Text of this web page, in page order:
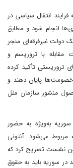
انتقال سیاسی در
انجام شود و مطابق
یک دولت غیر‌‌فرقه‌ای منجر
با تروریسم و
تروریستی تأکید کرده
پایان دهند و
منشور سازمان ملل
به‌ویژه به حضور
مربوط می‌شود. آنتونی
این نشست تصریح کرد که
سوریه باید به حقوق